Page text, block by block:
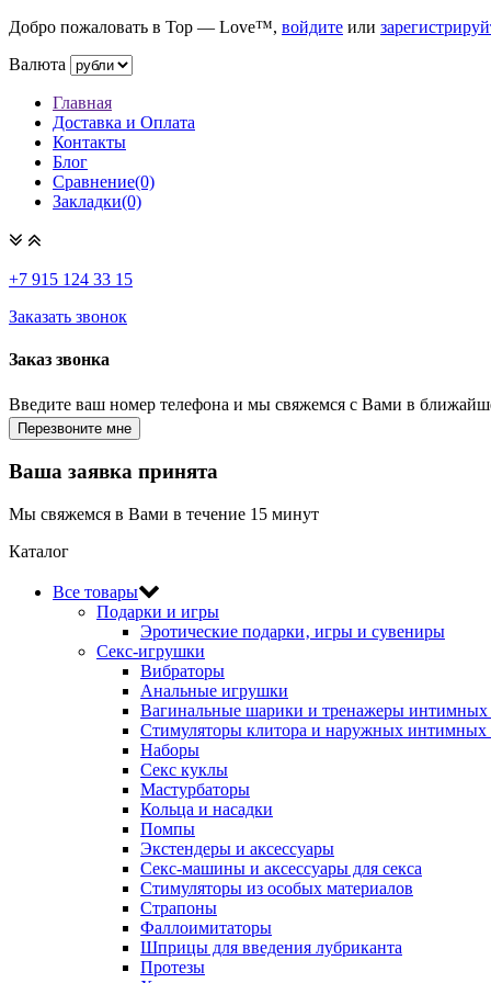
Добро пожаловать в Top — Love™, войдите или
Валюта
Главная
Доставка и Оплата
Контакты
Блог
Сравнение(0)
Закладки(0)
+7 915 124 33 15
Заказать звонок
Заказ звонка
Введите ваш номер телефона и мы свяжемся с Вами в
Ваша заявка принята
Мы свяжемся в Вами в течение 15 минут
Каталог
Все товары
Подарки и игры
Эротические подарки‚ игры и сувениры
Секс-игрушки
Вибраторы
Анальные игрушки
Вагинальные шарики и тренажеры
Стимуляторы клитора и наружных интимных
Наборы
Секс куклы
Мастурбаторы
Кольца и насадки
Помпы
Экстендеры и аксессуары
Секс-машины и аксессуары для секса
Стимуляторы из особых материалов
Страпоны
Фаллоимитаторы
Шприцы для введения лубриканта
Протезы